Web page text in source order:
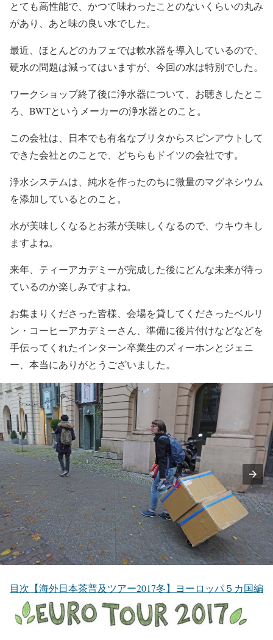
とても高性能で、かつて味わったことのないくらいの丸み
があり、あと味の良い水でした。
最近、ほとんどのカフェでは軟水器を導入しているので、
硬水の問題は減ってはいますが、今回の水は特別でした。
ワークショップ終了後に浄水器について、お聴きしたとこ
ろ、BWTというメーカーの浄水器とのこと。
この会社は、日本でも有名なブリタからスピンアウトして
できた会社とのことで、どちらもドイツの会社です。
浄水システムは、純水を作ったのちに微量のマグネシウム
を添加しているとのこと。
水が美味しくなるとお茶が美味しくなるので、ウキウキし
ますよね。
来年、ティーアカデミーが完成した後にどんな未来が待っ
ているのか楽しみですよね。
お集まりくださった皆様、会場を貸してくださったベルリ
ン・コーヒーアカデミーさん、準備に後片付けなどなどを
手伝ってくれたインターン卒業生のズィーホンとジェニ
ー、本当にありがとうございました。
目次【海外日本茶普及ツアー2017冬】ヨーロッパ５カ国編